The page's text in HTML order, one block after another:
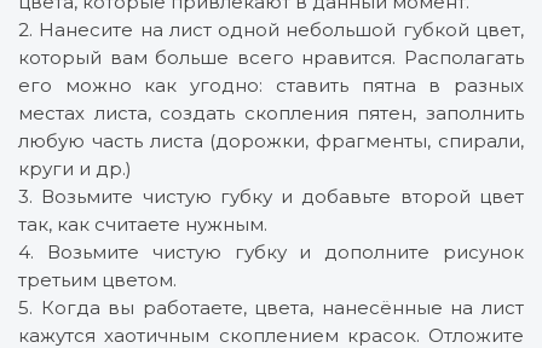
2. Нанесите на лист одной небольшой губкой цвет,
который вам больше всего нравится. Располагать
его можно как угодно: ставить пятна в разных
местах листа, создать скопления пятен, заполнить
любую часть листа (дорожки, фрагменты, спирали,
круги и др.)
3. Возьмите чистую губку и добавьте второй цвет
так, как считаете нужным.
4. Возьмите чистую губку и дополните рисунок
третьим цветом.
5. Когда вы работаете, цвета, нанесённые на лист
кажутся хаотичным скоплением красок. Отложите